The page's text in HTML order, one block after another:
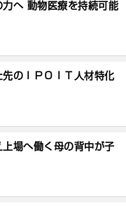
へ 動物医療を持続可能
のＩＰＯＩＴ人材特化
場へ働く母の背中が子